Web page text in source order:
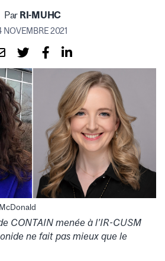
Par RI-MUHC
NOVEMBRE 2021
CONTAIN menée à l’IR-CUSM
ne fait pas mieux que le